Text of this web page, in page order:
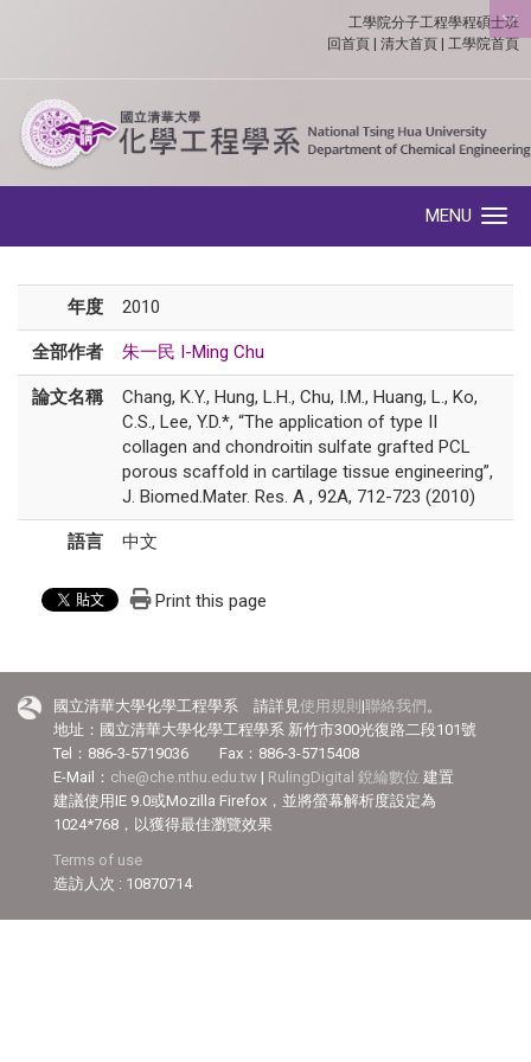
:::
工學院分子工程學程碩士班
回首頁
清大首頁 工學院首頁
MENU
年度 2010
全部作者 朱一民 I-Ming Chu
論文名稱
Chang, K.Y., Hung, L.H., Chu, I.M., Huang, L., Ko,
C.S., Lee, Y.D.*, “The application of type II
collagen and chondroitin sulfate grafted PCL
porous scaffold in cartilage tissue engineering”,
J. Biomed.Mater. Res. A , 92A, 712-723 (2010)
語言 中文
Print this page
國立清華大學化學工程學系 請詳見使用規則 |聯絡我們 。
地址：國立清華大學化學工程學系 新竹市300光復路二段101號
Tel：886-3-5719036 Fax：886-3-5715408
E-Mail： che@che.nthu.edu.tw | RulingDigital 銳綸數位 建置
建議使用IE 9.0或Mozilla Firefox，並將螢幕解析度設定為
1024*768，以獲得最佳瀏覽效果
Terms of use
造訪人次 : 10870714